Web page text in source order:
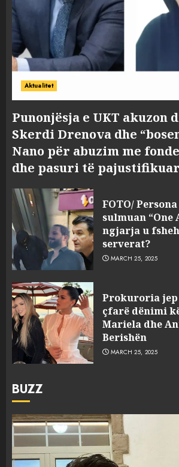
Aktualitet
Punonjësja e UKT akuzon
Skerdi Drenova dhe
Nano për abuzim me
dhe pasuri të pajustifikuar
FOTO/
sulmuan “One
ngjarja u
serverat?
MARCH 25, 2025
Prokuroria jep
çfarë dënimi
Mariela dhe
Berishën
MARCH 25, 2025
BUZZ